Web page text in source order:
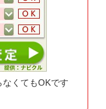
くてもOKです